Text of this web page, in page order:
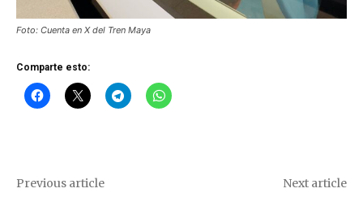
Foto: Cuenta en X del Tren Maya
Comparte esto:
Previous article Next article